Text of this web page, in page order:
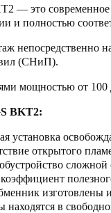
— это
и полностью
(СНиП).
мощностью от
BKT2:
установка
открытого
находятся в